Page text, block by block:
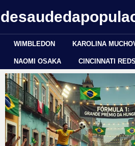
WIMBLEDON KAROLINA
NAOMI OSAKA CINCINNATI REDS